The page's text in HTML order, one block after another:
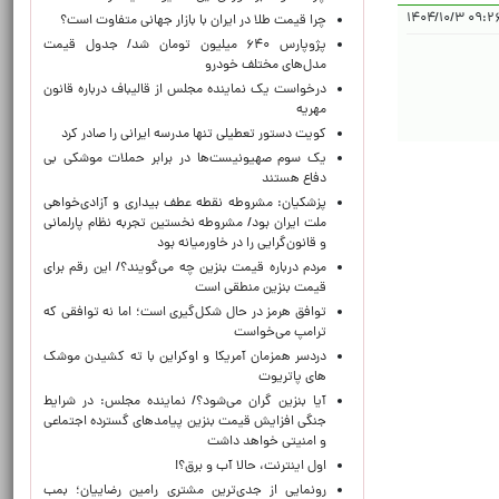
۱۴۰۴/۱۰/۳
چرا قیمت طلا در ایران با بازار جهانی متفاوت است؟
پژوپارس ۶۴۰ میلیون تومان شد/ جدول قیمت
مدل‌های مختلف خودرو
درخواست یک نماینده مجلس از قالیباف درباره قانون
مهریه
کویت دستور تعطیلی تنها مدرسه ایرانی را صادر کرد
یک‌ سوم صهیونیست‌ها در برابر حملات موشکی بی
دفاع هستند
پزشکیان: مشروطه نقطه عطف بیداری و آزادی‌خواهی
ملت ایران بود/ مشروطه نخستین تجربه نظام پارلمانی
و قانون‌گرایی را در خاورمیانه بود
مردم درباره قیمت بنزین چه می‌گویند؟/ این رقم برای
قیمت بنزین منطقی است
توافق هرمز در حال شکل‌گیری است؛ اما نه توافقی که
ترامپ می‌خواست
دردسر همزمان آمریکا و اوکراین با ته کشیدن موشک
های پاتریوت
آیا بنزین گران می‌شود؟/ نماینده مجلس: در شرایط
جنگی افزایش قیمت بنزین پیامدهای گسترده اجتماعی
و امنیتی خواهد داشت
اول اینترنت، حالا آب و برق؟!
رونمایی از جدی‌ترین مشتری رامین رضاییان؛ بمب